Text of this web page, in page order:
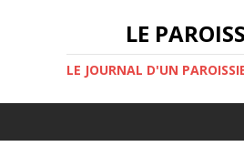
LE
LE JOURNAL D'UN